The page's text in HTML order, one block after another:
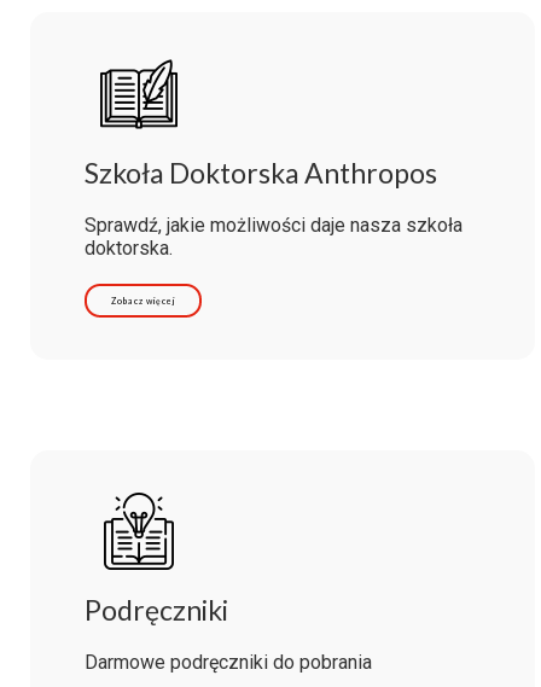
Szkoła Doktorska Anthropos
Sprawdź, jakie możliwości daje nasza szkoła
doktorska.
Zobacz więcej
Podręczniki
Darmowe podręczniki do pobrania